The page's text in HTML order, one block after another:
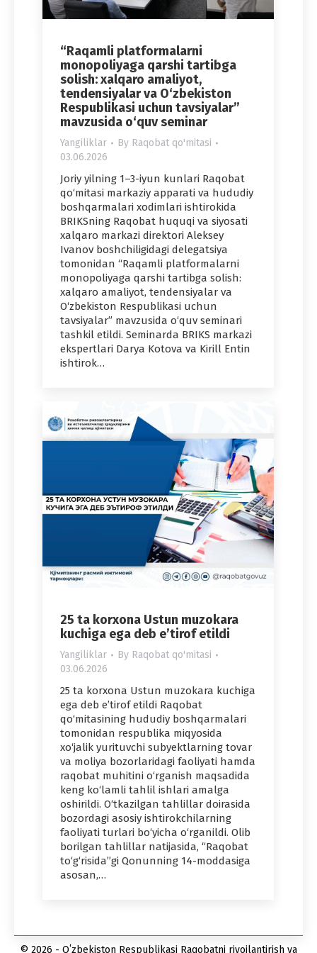
“Raqamli platformalarni
monopoliyaga qarshi tartibga
solish: xalqaro amaliyot,
tendensiyalar va O‘zbekiston
Respublikasi uchun tavsiyalar”
mavzusida o‘quv seminar
Yangiliklar By Raqobat qo'mitasi
03.06.2026
Joriy yilning 1–3-iyun kunlari Raqobat
qo‘mitasi markaziy apparati va hududiy
boshqarmalari xodimlari ishtirokida
BRIKSning Raqobat huquqi va siyosati
xalqaro markazi direktori Aleksey
Ivanov boshchiligidagi delegatsiya
tomonidan “Raqamli platformalarni
monopoliyaga qarshi tartibga solish:
xalqaro amaliyot, tendensiyalar va
O‘zbekiston Respublikasi uchun
tavsiyalar” mavzusida o‘quv seminari
tashkil etildi. Seminarda BRIKS markazi
ekspertlari Darya Kotova va Kirill Entin
ishtirok…
25 ta korxona Ustun muzokara
kuchiga ega deb e’tirof etildi
Yangiliklar By Raqobat qo'mitasi
03.06.2026
25 ta korxona Ustun muzokara kuchiga
ega deb e’tirof etildi Raqobat
qo‘mitasining hududiy boshqarmalari
tomonidan respublika miqyosida
xo‘jalik yurituvchi subyektlarning tovar
va moliya bozorlaridagi faoliyati hamda
raqobat muhitini o‘rganish maqsadida
keng ko‘lamli tahlil ishlari amalga
oshirildi. O‘tkazilgan tahlillar doirasida
bozordagi asosiy ishtirokchilarning
faoliyati turlari bo‘yicha o‘rganildi. Olib
borilgan tahlillar natijasida, “Raqobat
to‘g‘risida”gi Qonunning 14-moddasiga
asosan,…
© 2026 - Oʻzbekiston Respublikasi Raqobatni rivojlantirish va